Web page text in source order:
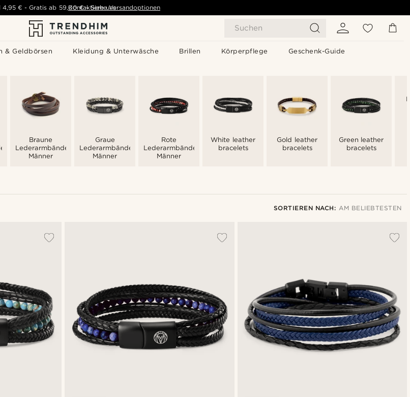
Suchen
& Geldbörsen Kleidung & Unterwäsche Brillen Körperpflege Geschenk-Guide
4,95 € -Gratis ab 59,00 € - Siehe Versandoptionen
Kontaktiere uns
Braune
Lederarmbänder
Männer
Graue
Lederarmbänder
Männer
Rote
Lederarmbänder
Männer
White leather
bracelets
Gold leather
bracelets
Green leather
bracelets
SORTIEREN NACH: AM BELIEBTESTEN